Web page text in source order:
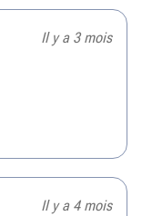
Il y a 3 mois
Il y a 4 mois